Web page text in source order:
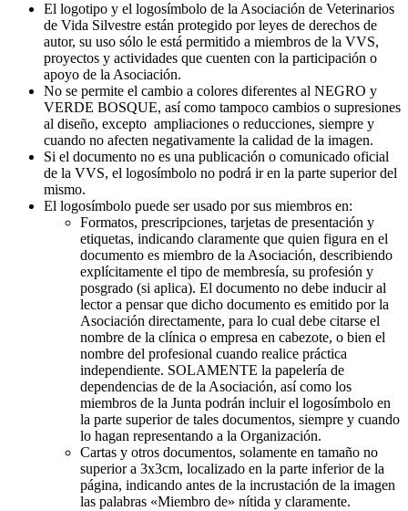
El logotipo y el logosímbolo de la Asociación de Veterinarios
de Vida Silvestre están protegido por leyes de derechos de
autor, su uso sólo le está permitido a miembros de la VVS,
proyectos y actividades que cuenten con la participación o
apoyo de la Asociación.
No se permite el cambio a colores diferentes al NEGRO y
VERDE BOSQUE, así como tampoco cambios o supresiones
al diseño, excepto ampliaciones o reducciones, siempre y
cuando no afecten negativamente la calidad de la imagen.
Si el documento no es una publicación o comunicado oficial
de la VVS, el logosímbolo no podrá ir en la parte superior del
mismo.
El logosímbolo puede ser usado por sus miembros en:
Formatos, prescripciones, tarjetas de presentación y
etiquetas, indicando claramente que quien figura en el
documento es miembro de la Asociación, describiendo
explícitamente el tipo de membresía, su profesión y
posgrado (si aplica). El documento no debe inducir al
lector a pensar que dicho documento es emitido por la
Asociación directamente, para lo cual debe citarse el
nombre de la clínica o empresa en cabezote, o bien el
nombre del profesional cuando realice práctica
independiente. SOLAMENTE la papelería de
dependencias de de la Asociación, así como los
miembros de la Junta podrán incluir el logosímbolo en
la parte superior de tales documentos, siempre y cuando
lo hagan representando a la Organización.
Cartas y otros documentos, solamente en tamaño no
superior a 3x3cm, localizado en la parte inferior de la
página, indicando antes de la incrustación de la imagen
las palabras «Miembro de» nítida y claramente.